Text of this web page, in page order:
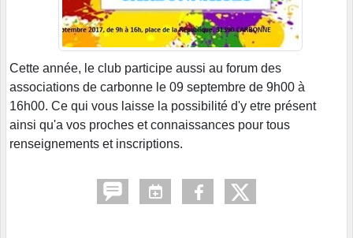
Cette année, le club participe aussi au forum des
associations de carbonne le 09 septembre de 9h00 à
16h00. Ce qui vous laisse la possibilité d'y etre présent
ainsi qu'a vos proches et connaissances pour tous
renseignements et inscriptions.